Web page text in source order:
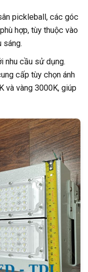
pickleball, các góc
hợp, tùy thuộc vào
sáng.
nhu cầu sử dụng.
cấp tùy chọn ánh
và vàng 3000K, giúp